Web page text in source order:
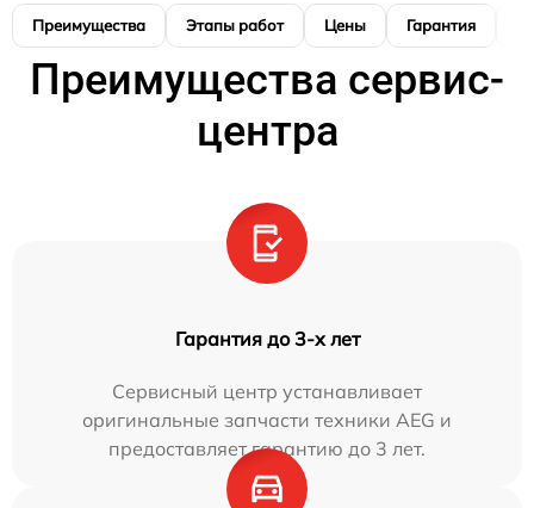
Преимущества Этапы работ Цены Гарантия
Преимущества сервис-
центра
Гарантия до 3-х лет
Сервисный центр устанавливает
оригинальные запчасти техники AEG и
предоставляет гарантию до 3 лет.